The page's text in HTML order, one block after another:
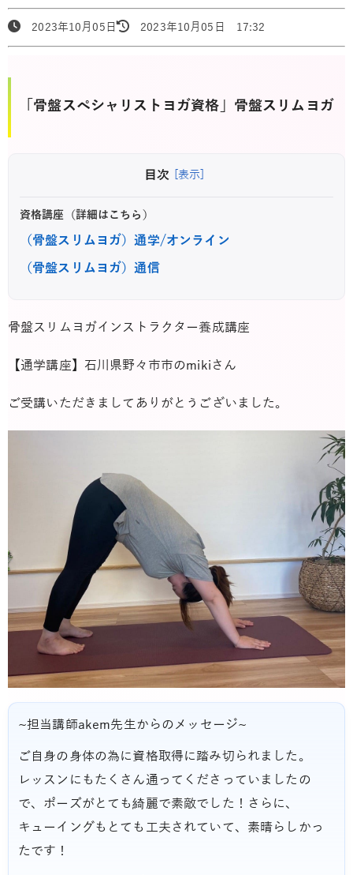
2023年10月05日 2023年10月05日 17:32
「骨盤スペシャリストヨガ資格」骨盤スリムヨガ
目次 [表示]
資格講座（詳細はこちら）
（骨盤スリムヨガ）通学/オンライン
（骨盤スリムヨガ）通信
骨盤スリムヨガインストラクター養成講座
【通学講座】石川県野々市市のmikiさん
ご受講いただきましてありがとうございました。
~担当講師akem先生からのメッセージ~
ご自身の身体の為に資格取得に踏み切られました。
レッスンにもたくさん通ってくださっていましたの
で、ポーズがとても綺麗で素敵でした！さらに、
キューイングもとても工夫されていて、素晴らしかっ
たです！